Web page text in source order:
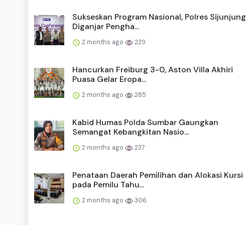
Sukseskan Program Nasional, Polres Sijunjung
Diganjar Pengha...
2 months ago 229
Hancurkan Freiburg 3-0, Aston Villa Akhiri
Puasa Gelar Eropa...
2 months ago 285
Kabid Humas Polda Sumbar Gaungkan
Semangat Kebangkitan Nasio...
2 months ago 237
Penataan Daerah Pemilihan dan Alokasi Kursi
pada Pemilu Tahu...
2 months ago 306